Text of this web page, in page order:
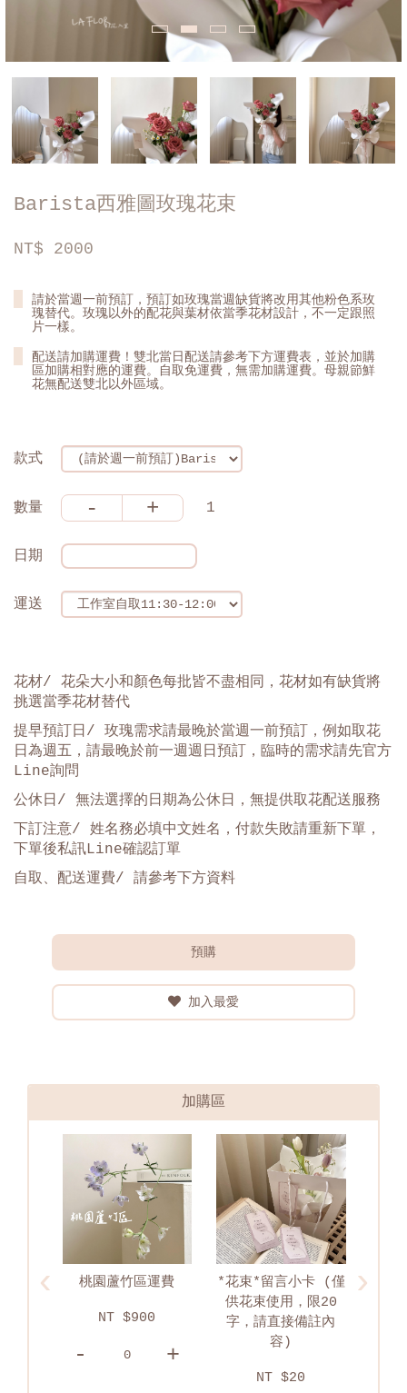
Barista西雅圖玫瑰花束
NT$ 2000
請於當週一前預訂，預訂如玫瑰當週缺貨將改用其他粉色系玫
瑰替代。玫瑰以外的配花與葉材依當季花材設計，不一定跟照
片一樣。
配送請加購運費！雙北當日配送請參考下方運費表，並於加購
區加購相對應的運費。自取免運費，無需加購運費。母親節鮮
花無配送雙北以外區域。
款式
數量 - + 1
日期
運送
花材/ 花朵大小和顏色每批皆不盡相同，花材如有缺貨將
挑選當季花材替代
提早預訂日/ 玫瑰需求請最晚於當週一前預訂，例如取花
日為週五，請最晚於前一週週日預訂，臨時的需求請先官方
Line詢問
公休日/ 無法選擇的日期為公休日，無提供取花配送服務
下訂注意/ 姓名務必填中文姓名，付款失敗請重新下單，
下單後私訊Line確認訂單
自取、配送運費/ 請參考下方資料
預購
加入最愛
加購區
*花束*留言小卡 (僅
字，請直接備註內
淡水區配送運費
NT $750
‹ ›